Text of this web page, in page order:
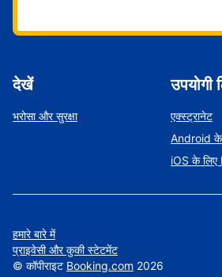
देखें
भरोसा और सुरक्षा
उपयोगी
एक्स्ट्रानेट
Android के
iOS के लिए
हमारे बारे में
प्राइवेसी और कुकी स्टेटमेंट
© कॉपीराइट Booking.com 2026